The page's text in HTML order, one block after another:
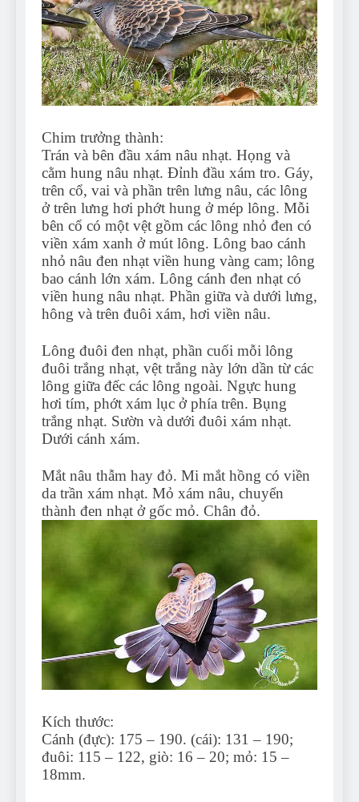
Chim trưởng thành:
Trán và bên đầu xám nâu nhạt. Họng và
cằm hung nâu nhạt. Đỉnh đầu xám tro. Gáy,
trên cổ, vai và phần trên lưng nâu, các lông
ở trên lưng hơi phớt hung ở mép lông. Mỗi
bên cổ có một vệt gồm các lông nhỏ đen có
viền xám xanh ở mút lông. Lông bao cánh
nhỏ nâu đen nhạt viền hung vàng cam; lông
bao cánh lớn xám. Lông cánh đen nhạt có
viền hung nâu nhạt. Phần giữa và dưới lưng,
hông và trên đuôi xám, hơi viền nâu.
Lông đuôi đen nhạt, phần cuối mỗi lông
đuôi trắng nhạt, vệt trắng này lớn dần từ các
lông giữa đếc các lông ngoài. Ngực hung
hơi tím, phớt xám lục ở phía trên. Bụng
trắng nhạt. Sườn và dưới đuôi xám nhạt.
Dưới cánh xám.
Mắt nâu thẫm hay đỏ. Mi mắt hồng có viền
da trần xám nhạt. Mỏ xám nâu, chuyển
thành đen nhạt ở gốc mỏ. Chân đỏ.
Kích thước:
Cánh (đực): 175 – 190. (cái): 131 – 190;
đuôi: 115 – 122, giò: 16 – 20; mỏ: 15 –
18mm.